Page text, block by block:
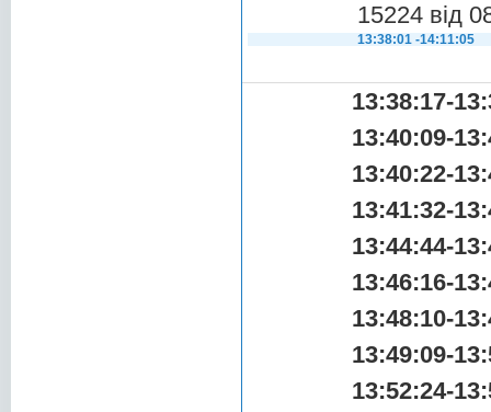
15224 від
13:38:01 -14:11:05
13:38:17-
13:40:09-
13:40:22-
13:41:32-
13:44:44-
13:46:16-
13:48:10-
13:49:09-
13:52:24-